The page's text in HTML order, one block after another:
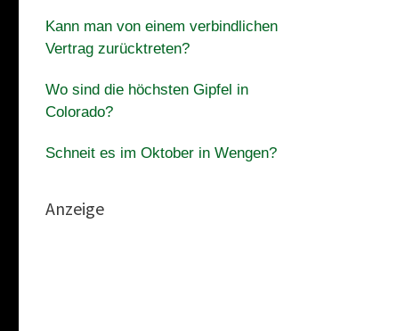
Kann man von einem verbindlichen
Vertrag zurücktreten?
Wo sind die höchsten Gipfel in
Colorado?
Schneit es im Oktober in Wengen?
Anzeige